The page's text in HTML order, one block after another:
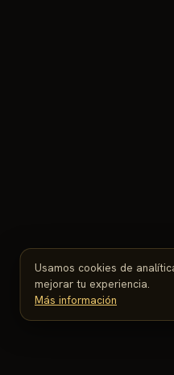
Usamos cookies de
mejorar tu experiencia.
Más información